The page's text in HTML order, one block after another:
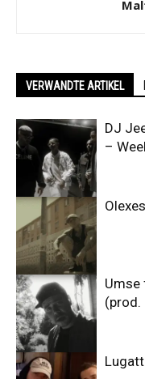
VERWANDTE ARTIKEL
DJ
–
Umse
(prod.